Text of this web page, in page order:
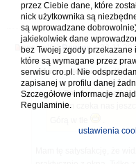
napisał(a) Dawigs»
romuald22 napisał(a):
Dawigs napisał(a):
Potem czeka nas
przez Ciebie dane, które
nick użytkownika są
są wprowadzane
jakiekolwiek dane
bez Twojej zgody
które są wymagane przez
serwisu cro.pl. Nie
zapisanej w profilu danej
Szczegółowe informacje
Regulaminie.
ustawienia